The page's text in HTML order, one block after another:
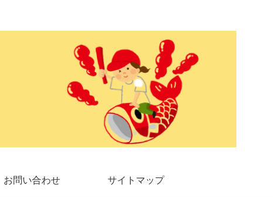
お問い合わせ サイトマップ